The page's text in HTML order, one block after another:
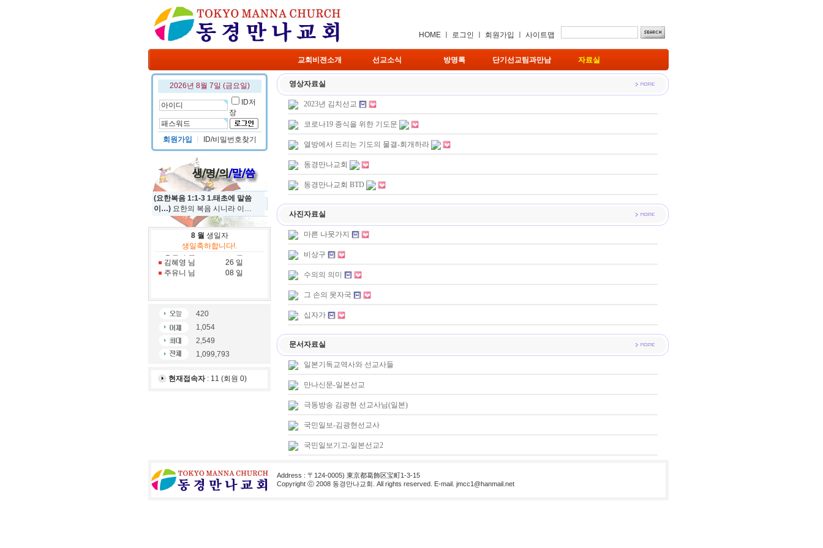
HOME 로그인 회원가입 사이트맵
교회비젼소개 선교소식 방명록 단기선교팀과만남 자료실
2026년 8월 7일 (금요일)
ID저
장
회원가입 ID/비밀번호찾기
(요한복음 1:1-3 1.태초에 말씀
이…) 요한의 복음 시니라 이…
8 월 생일자
생일축하합니다!.
정규진 님
19 일
홍진국 님
31 일
김혜영 님
26 일
주유니 님
08 일
420
1,054
2,549
1,099,793
현재접속자: 11 (회원 0)
영상자료실
2023년 김치선교
코로나19 종식을 위한 기도문
열방에서 드리는 기도의 물결-회개하라
동경만나교회
동경만나교회 BTD
사진자료실
마른 나뭇가지
비상구
수의의 의미
그 손의 못자국
십자가
문서자료실
일본기독교역사와 선교사들
만나신문-일본선교
극동방송 김광현 선교사님(일본)
국민일보-김광현선교사
국민일보기고-일본선교2
Address : 〒124-0005) 東京都葛飾区宝町1-3-15
Copyright ⓒ 2008 동경만나교회. All rights reserved. E-mail. jmcc1@hanmail.net